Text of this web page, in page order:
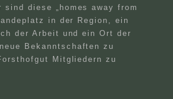
sind diese „homes away from
in der Region, ein
der Arbeit und ein Ort der
Bekanntschaften zu
Mitgliedern zu